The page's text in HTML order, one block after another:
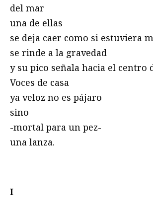
del mar
una de ellas
se deja caer como si estuviera
se rinde a la gravedad
y su pico señala hacia el centro
Voces de casa
ya veloz no es pájaro
sino
-mortal para un pez-
una lanza.
I